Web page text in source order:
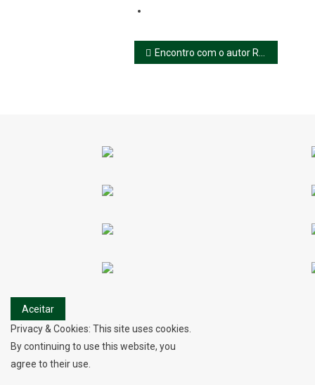
Navegação
Encontro com o autor Rogério Duarte
Privacy & Cookies: This site uses cookies.
By continuing to use this website, you
agree to their use.